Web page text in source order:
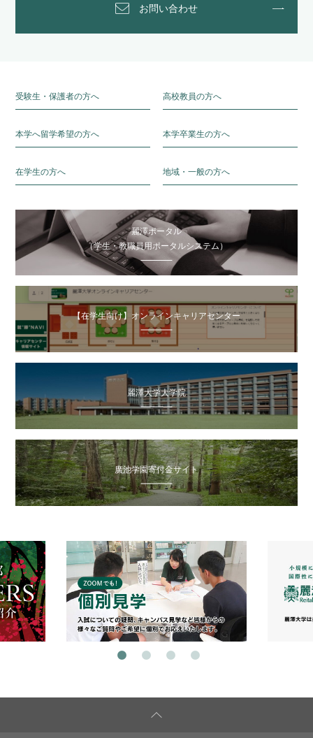
お問い合わせ
受験生・保護者の方へ 高校教員の方へ
本学へ留学希望の方へ 本学卒業生の方へ
在学生の方へ 地域・一般の方へ
麗澤ポータル
（学生・教職員用ポータルシステム）
【在学生向け】オンラインキャリアセンター
麗澤大学大学院
廣池学園寄付金サイト